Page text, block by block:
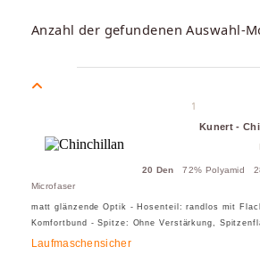
Anzahl der gefundenen Auswahl-
1
Kunert -
20 Den 72% Polyamid
Microfaser
matt glänzende Optik - Hosenteil: randlos mit
Komfortbund - Spitze: Ohne Verstärkung,
Laufmaschensicher